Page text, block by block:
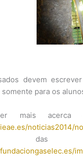
devem
para os
mais
noticias2014/
das